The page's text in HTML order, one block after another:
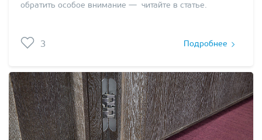
обратить особое внимание — читайте в статье.
3 Подробнее